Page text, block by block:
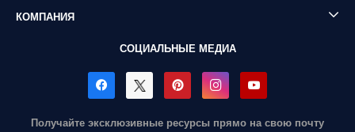
КОМПАНИЯ
СОЦИАЛЬНЫЕ МЕДИА
Получайте эксклюзивные ресурсы прямо на свою почту